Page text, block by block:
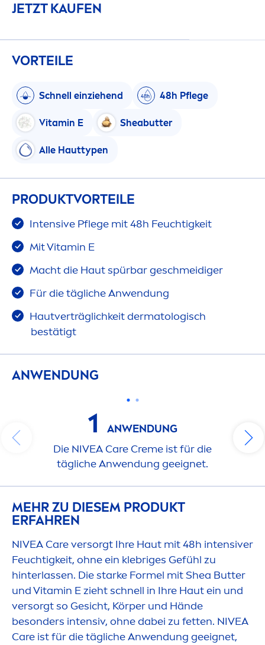
JETZT KAUFEN
VORTEILE
Schnell einziehend 48h Pflege
Vitamin E Sheabutter
Alle Hauttypen
PRODUKTVORTEILE
Intensive Pflege mit 48h Feuchtigkeit
MitVitamin E
Macht die Haut spürbar geschmeidiger
Für die tägliche Anwendung
Hautverträglichkeit dermatologisch
bestätigt
ANWENDUNG
1
ANWENDUNG
Die NIVEA Care Creme ist für die
tägliche Anwendung geeignet.
MEHR ZU DIESEM PRODUKT
ERFAHREN
NIVEA Careversorgt Ihre Haut mit 48h intensiver
Feuchtigkeit, ohne ein klebriges Gefühl zu
hinterlassen. Die starke Formel mit Shea Butter
undVitamin E zieht schnell in Ihre Haut ein und
versorgt so Gesicht, Körper und Hände
besonders intensiv, ohne dabei zu fetten. NIVEA
Care ist für die tägliche Anwendung geeignet,